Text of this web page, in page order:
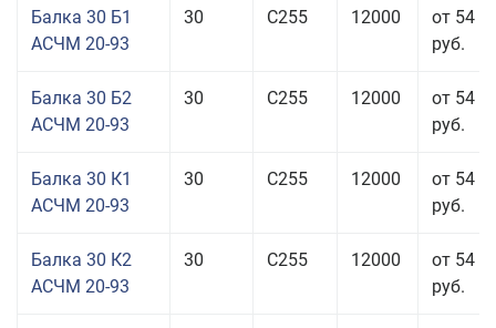
Балка 30 Б1
АСЧМ 20-93
30 С255 12000
от 54
руб.
Балка 30 Б2
АСЧМ 20-93
30 С255 12000
от 54
руб.
Балка 30 К1
АСЧМ 20-93
30 С255 12000
от 54
руб.
Балка 30 К2
АСЧМ 20-93
30 С255 12000
от 54
руб.